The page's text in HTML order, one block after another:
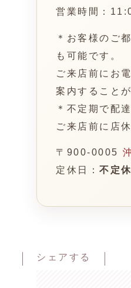
営業時間：
＊お客様のご
も可能です。
ご来店前にお
案内すること
＊不定期で配
ご来店前に店
〒900-0005
定休日：不定休
シェアする